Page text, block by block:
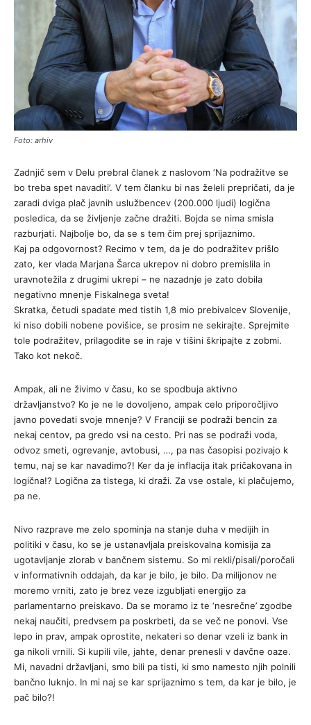
Foto: arhiv
Zadnjič sem v Delu prebral članek z naslovom ‘Na podražitve se
bo treba spet navaditi’. V tem članku bi nas želeli prepričati, da je
zaradi dviga plač javnih uslužbencev (200.000 ljudi) logična
posledica, da se življenje začne dražiti. Bojda se nima smisla
razburjati. Najbolje bo, da se s tem čim prej sprijaznimo.
Kaj pa odgovornost? Recimo v tem, da je do podražitev prišlo
zato, ker vlada Marjana Šarca ukrepov ni dobro premislila in
uravnotežila z drugimi ukrepi – ne nazadnje je zato dobila
negativno mnenje Fiskalnega sveta!
Skratka, četudi spadate med tistih 1,8 mio prebivalcev Slovenije,
ki niso dobili nobene povišice, se prosim ne sekirajte. Sprejmite
tole podražitev, prilagodite se in raje v tišini škripajte z zobmi.
Tako kot nekoč.
Ampak, ali ne živimo v času, ko se spodbuja aktivno
državljanstvo? Ko je ne le dovoljeno, ampak celo priporočljivo
javno povedati svoje mnenje? V Franciji se podraži bencin za
nekaj centov, pa gredo vsi na cesto. Pri nas se podraži voda,
odvoz smeti, ogrevanje, avtobusi, …, pa nas časopisi pozivajo k
temu, naj se kar navadimo?! Ker da je inflacija itak pričakovana in
logična!? Logična za tistega, ki draži. Za vse ostale, ki plačujemo,
pa ne.
Nivo razprave me zelo spominja na stanje duha v medijih in
politiki v času, ko se je ustanavljala preiskovalna komisija za
ugotavljanje zlorab v bančnem sistemu. So mi rekli/pisali/poročali
v informativnih oddajah, da kar je bilo, je bilo. Da milijonov ne
moremo vrniti, zato je brez veze izgubljati energijo za
parlamentarno preiskavo. Da se moramo iz te ‘nesrečne’ zgodbe
nekaj naučiti, predvsem pa poskrbeti, da se več ne ponovi. Vse
lepo in prav, ampak oprostite, nekateri so denar vzeli iz bank in
ga nikoli vrnili. Si kupili vile, jahte, denar prenesli v davčne oaze.
Mi, navadni državljani, smo bili pa tisti, ki smo namesto njih polnili
bančno luknjo. In mi naj se kar sprijaznimo s tem, da kar je bilo, je
pač bilo?!